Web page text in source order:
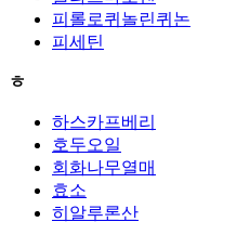
피롤로퀴놀린퀴논
피세틴
ㅎ
하스카프베리
호두오일
회화나무열매
효소
히알루론산